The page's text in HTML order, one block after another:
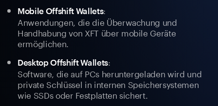
Mobile Offshift Wallets:
Anwendungen, die die Überwachung und
Handhabung von XFT über mobile Geräte
ermöglichen.
Desktop Offshift Wallets:
Software, die auf PCs heruntergeladen wird und
private Schlüssel in internen Speichersystemen
wie SSDs oder Festplatten sichert.